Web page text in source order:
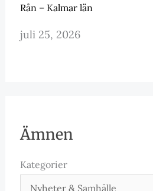
Rån – Kalmar län
juli 25, 2026
Ämnen
Kategorier